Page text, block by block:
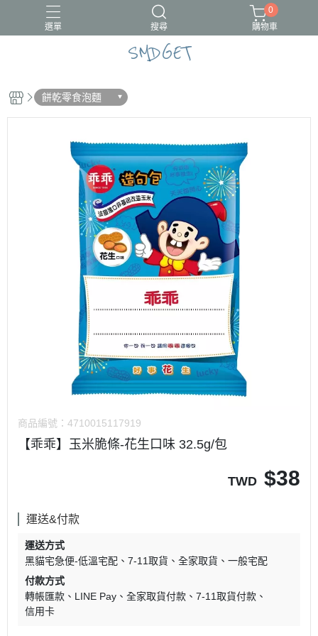
選單 搜尋
#新品上市 CÓCOES
0
購物車
SMDGET
餅乾零食泡麵
商品編號： 4710015117919
【乖乖】玉米脆條-花生口味 32.5g/包
TWD $38
運送&付款
運送方式
黑貓宅急便-低溫宅配
7-11取貨 全家取貨
一般宅配
付款方式
轉帳匯款
LINE Pay 全家取貨付款
7-11取貨付款
信用卡